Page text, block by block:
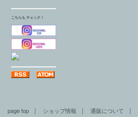
こちらも チェック！
page top | ショップ情報 | 通販について |